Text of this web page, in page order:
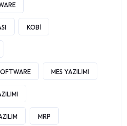
KOBI
MES YAZILIMI
MRP